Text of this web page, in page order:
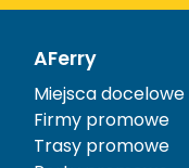
AFerry
Miejsca
Firmy promowe
Trasy promowe